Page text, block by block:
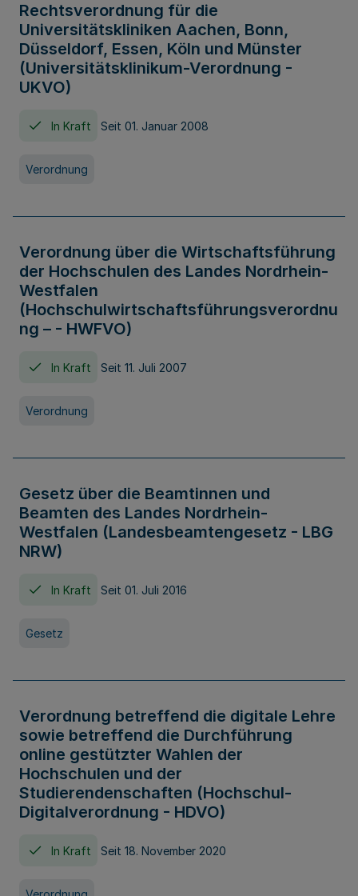
Rechtsverordnung für die
Universitätskliniken Aachen, Bonn,
Düsseldorf, Essen, Köln und Münster
(Universitätsklinikum-Verordnung -
UKVO)
In Kraft Seit 01. Januar 2008
Verordnung
Verordnung über die Wirtschaftsführung
der Hochschulen des Landes Nordrhein-
Westfalen
(Hochschulwirtschaftsführungsverordnu
ng – - HWFVO)
In Kraft Seit 11. Juli 2007
Verordnung
Gesetz über die Beamtinnen und
Beamten des Landes Nordrhein-
Westfalen (Landesbeamtengesetz - LBG
NRW)
In Kraft Seit 01. Juli 2016
Gesetz
Verordnung betreffend die digitale Lehre
sowie betreffend die Durchführung
online gestützter Wahlen der
Hochschulen und der
Studierendenschaften (Hochschul-
Digitalverordnung - HDVO)
In Kraft Seit 18. November 2020